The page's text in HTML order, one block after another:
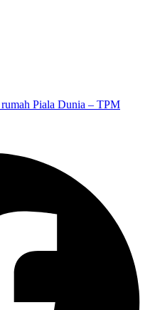
Piala Dunia – TPM